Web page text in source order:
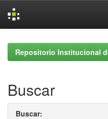
navigationRepositorio Institucional
Buscar
Buscar: